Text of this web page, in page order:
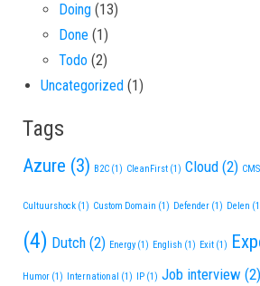
Doing (13)
Done (1)
Todo (2)
Uncategorized (1)
Tags
Azure (3) B2C (1) CleanFirst (1) Cloud (2) CMS
Cultuurshock (1) Custom Domain (1) Defender (1) Delen
(4) Dutch (2) Energy(1) English (1) Exit (1)
Humor (1) International (1) IP (1) Job interview (2)